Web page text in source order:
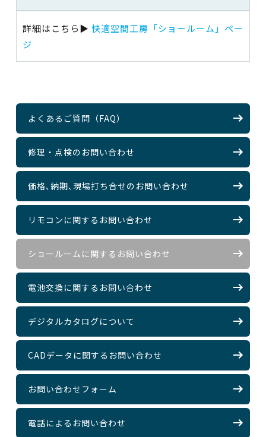
詳細はこちら▶ 快適空間工房「ショールーム」ペー
ジ
よくあるご質問（FAQ）
修理・点検のお問い合わせ
価格､納期､現場打ち合せのお問い合わせ
リモコンに関するお問い合わせ
ショールームに関するお問い合わせ
電池交換に関するお問い合わせ
デジタルカタログについて
CADデータに関するお問い合わせ
お問い合わせフォーム
電話によるお問い合わせ